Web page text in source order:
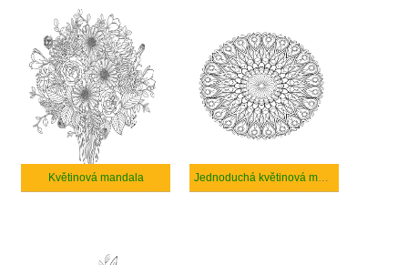
Květinová mandala Jednoduchá květinová mandala